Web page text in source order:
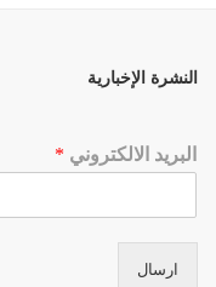
النشرة الإخبارية
البريد الالكتروني *
ارسال